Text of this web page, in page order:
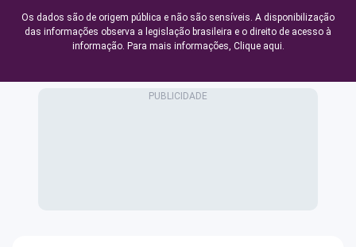
Os dados são de origem pública e não são sensíveis. A disponibilização
das informações observa a legislação brasileira e o direito de acesso à
informação. Para mais informações, Clique aqui.